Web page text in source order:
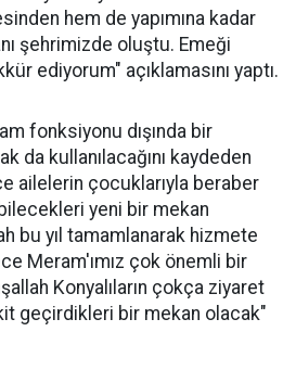
hem de yapımına kadar
şehrimizde oluştu. Emeği
ediyorum" açıklamasını yaptı.
fonksiyonu dışında bir
da kullanılacağını kaydeden
ailelerin çocuklarıyla beraber
yeni bir mekan
bu yıl tamamlanarak hizmete
Meram'ımız çok önemli bir
Konyalıların çokça ziyaret
geçirdikleri bir mekan olacak"